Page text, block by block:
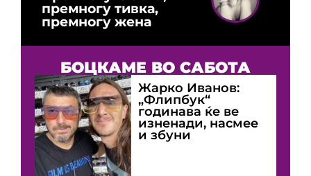
премногу тивка,
премногу жена
БОЦКАМЕ ВО САБОТА
Жарко Иванов:
„Флипбук“
годинава ќе ве
изненади, насмее
и збуни